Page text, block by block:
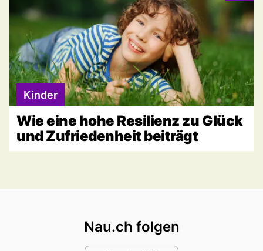
Kinder
Wie eine hohe Resilienz zu Glück
und Zufriedenheit beiträgt
Nau.ch folgen